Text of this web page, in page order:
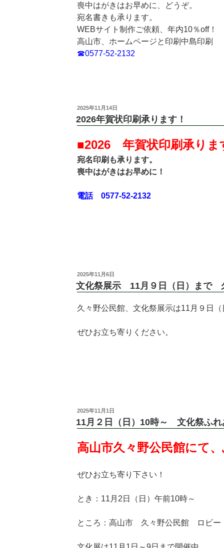
喪中はがきはお早めに、どうぞ。
宛名書きも承ります。
WEBサイト制作ご依頼、年内10％off！
高山市、ホームページと印刷中島印刷
☎0577-52-2132
投
稿
日:
2025年11月14日
2026年賀状印刷承ります！
■2026 年賀状印刷承りま
宛名印刷も承ります。
喪中はがきはお早めに！
電話 0577-52-2132
投
稿
日:
2025年11月6日
文化祭展示 11月９日（日）まで
久々野公民館、文化祭展示は11月９日
ぜひお立ち寄りください。
投
稿
日:
2025年11月1日
11月２日（日）10時～ 文化祭ふ
高山市久々野公民館にて
ぜひお立ち寄り下さい！
とき：11月2日（日）午前10時～
ところ：高山市 久々野公民館 ロビー